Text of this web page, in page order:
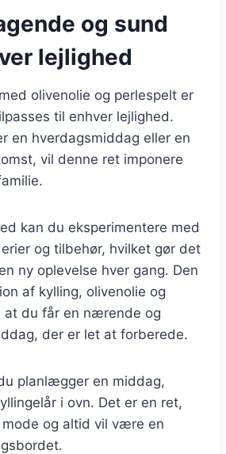
og sund
lejlighed
olivenolie og perlespelt er
til enhver lejlighed.
en hverdagsmiddag eller en
vil denne ret imponere
kan du eksperimentere med
og tilbehør, hvilket gør det
ny oplevelse hver gang. Den
af kylling, olivenolie og
at du får en nærende og
der er let at forberede.
planlægger en middag,
i ovn. Det er en ret,
og altid vil være en